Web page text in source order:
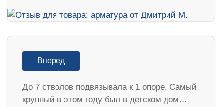
Вперед
До 7 стволов подвязывала к 1 опоре. Самый
крупный в этом году был в детском дом…